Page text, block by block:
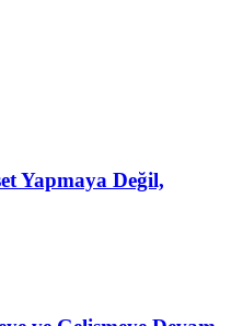
Yapmaya Değil,